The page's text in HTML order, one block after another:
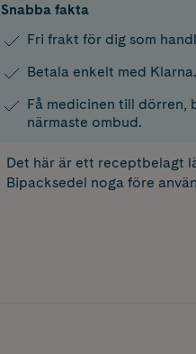
Snabba fakta
Fri frakt för dig som
Betala enkelt med Klarna.
Få medicinen till dörren,
närmaste ombud.
Det här är ett receptbelagt
Bipacksedel noga före